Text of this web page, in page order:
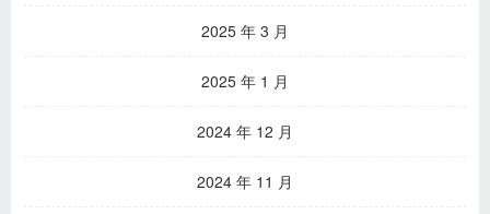
2025 年 3 月
2025 年 1 月
2024 年 12 月
2024 年 11 月